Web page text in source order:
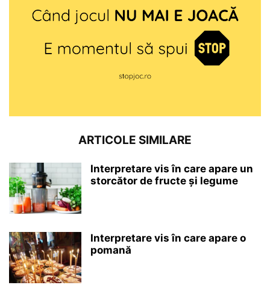
ARTICOLE SIMILARE
Interpretare vis în care apare un
storcător de fructe și legume
Interpretare vis în care apare o
pomană